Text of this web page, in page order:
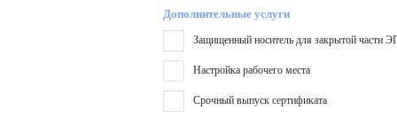
Дополнительные услуги
Защищенный носитель для закрытой части
Настройка рабочего места
Срочный выпуск сертификата